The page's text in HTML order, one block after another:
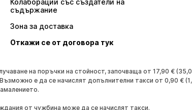
Колаборации със създатели на
съдържание
Зона за доставка
Откажи се от договора тук
на поръчки на стойност, започваща от 17,90 €
е да се начислят допълнителни такси от 0,90 €
от чужбина може да се начислят такси.